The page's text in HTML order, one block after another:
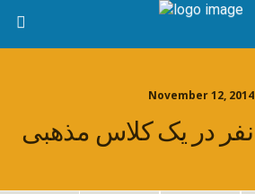
November 12, 2014